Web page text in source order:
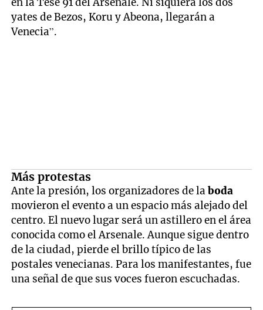
yates de Bezos, Koru y Abeona, llegarán a
Venecia”.
Más protestas
Ante la presión, los organizadores de laboda
movieron el evento a un espacio más alejado del
centro. El nuevo lugar será un astillero en el área
conocida como el Arsenale. Aunque sigue dentro
de la ciudad, pierde el brillo típico de las
postales venecianas. Para los manifestantes, fue
una señal de que sus voces fueron escuchadas.